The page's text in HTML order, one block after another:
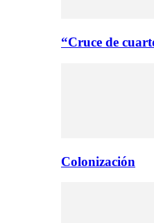
“Cruce de
Colonización